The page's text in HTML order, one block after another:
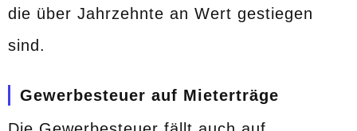
die über Jahrzehnte an Wert gestiegen
sind.
Gewerbesteuer auf Mieterträge